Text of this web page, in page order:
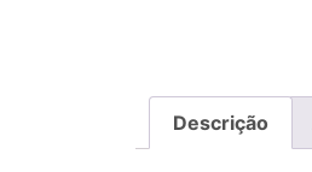
Descrição